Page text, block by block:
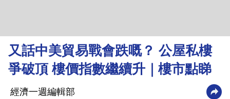
理
財
商
業
又話中美貿易戰會跌嘅？ 公屋私樓
爭破頂 樓價指數繼續升｜樓市點睇
經濟一週編輯部